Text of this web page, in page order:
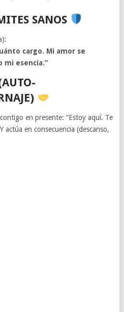
SANOS
cargo. Mi amor se
mi esencia.”
en presente: “Estoy aquí. Te
actúa en consecuencia (descanso,